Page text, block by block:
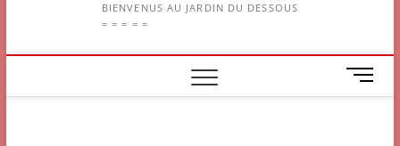
BIENVENUS AU JARDIN DU DESSOUS
= = = = =
M
e